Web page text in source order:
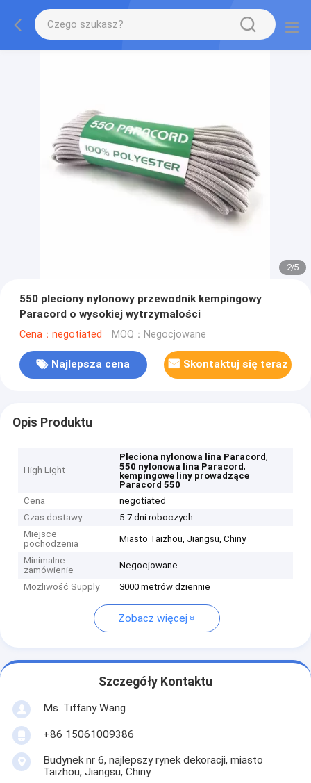
2/5
550 pleciony nylonowy przewodnik kempingowy
Paracord o wysokiej wytrzymałości
Cena：negotiated MOQ：Negocjowane
Najlepsza cena Skontaktuj się teraz
Opis Produktu
High Light
Pleciona nylonowa lina Paracord,
550 nylonowa lina Paracord,
kempingowe liny prowadzące
Paracord 550
Cena
negotiated
Czas dostawy
5-7 dni roboczych
Miejsce
pochodzenia
Miasto Taizhou, Jiangsu, Chiny
Minimalne
zamówienie
Negocjowane
Możliwość Supply 3000 metrów dziennie
Zobacz więcej
Szczegóły Kontaktu
Ms. Tiffany Wang
+86 15061009386
Budynek nr 6, najlepszy rynek dekoracji, miasto
Taizhou, Jiangsu, Chiny